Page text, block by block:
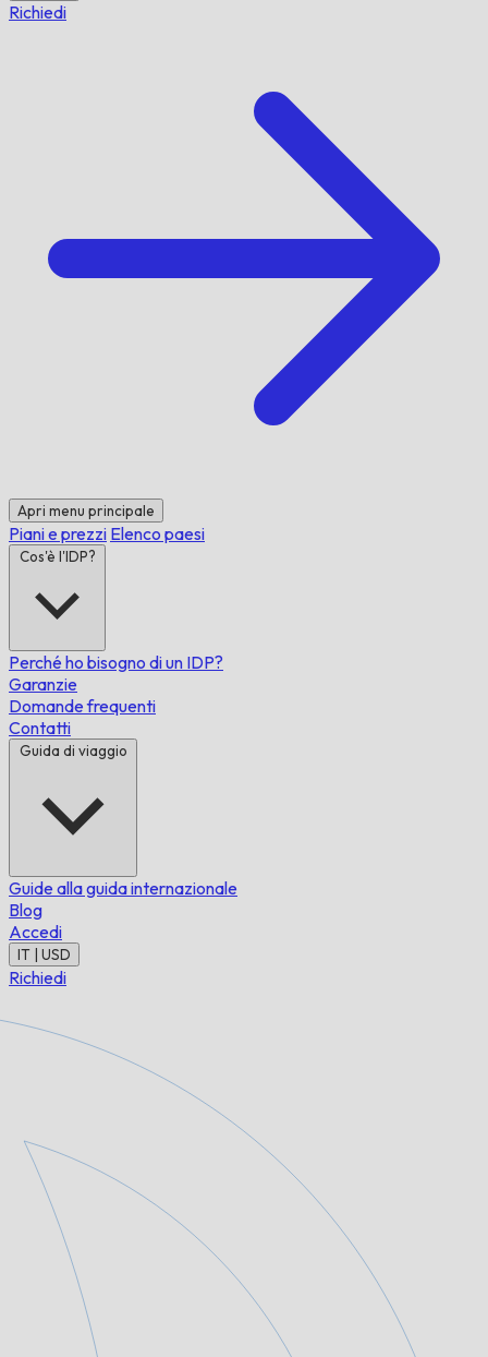
Richiedi
Apri menu principale
Piani e prezzi Elenco paesi
Cos'è l'IDP?
Perché ho bisogno di un IDP?
Garanzie
Domande frequenti
Contatti
Guida di viaggio
Guide alla guida internazionale
Blog
Accedi
IT | USD
Richiedi